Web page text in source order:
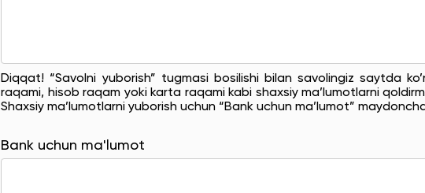
Diqqat! “Savolni yuborish” tugmasi bosilishi bilan savolingiz saytda
raqami, hisob raqam yoki karta raqami kabi shaxsiy ma’lumotlarni
Shaxsiy ma’lumotlarni yuborish uchun “Bank uchun ma’lumot”
Bank uchun ma'lumot